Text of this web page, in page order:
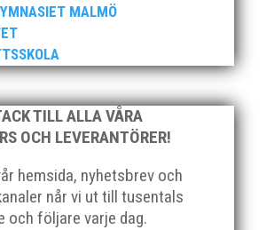
MALMÖ
TILL ALLA VÅRA
OCH LEVERANTÖRER!
hemsida, nyhetsbrev och
når vi ut till tusentals
och följare varje dag.
MAI och Kalvinknatet – Lasses
år. MAI-delegationen fick ta emot
och bland annat fanns
Wennolf på plats för att ta emot